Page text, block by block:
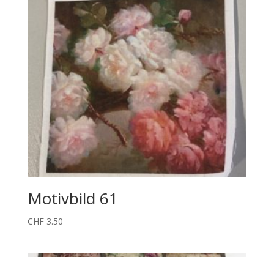
Motivbild 61
CHF3.50